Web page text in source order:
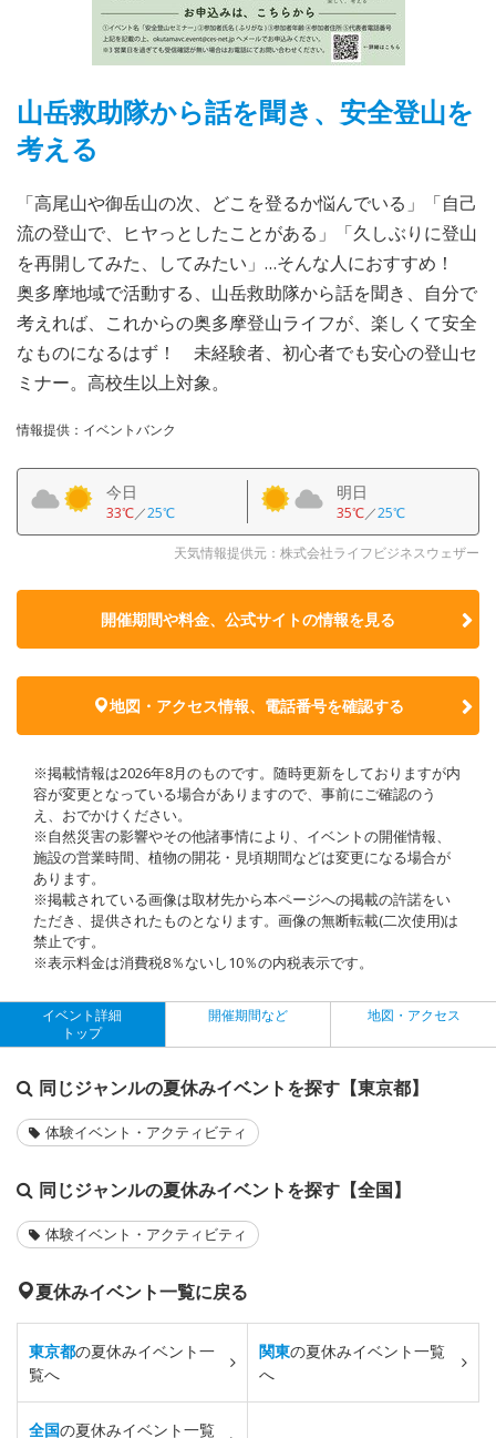
山岳救助隊から話を聞き、安全登山を
考える
「高尾山や御岳山の次、どこを登るか悩んでいる」「自己
流の登山で、ヒヤっとしたことがある」「久しぶりに登山
を再開してみた、してみたい」…そんな人におすすめ！
奥多摩地域で活動する、山岳救助隊から話を聞き、自分で
考えれば、これからの奥多摩登山ライフが、楽しくて安全
なものになるはず！ 未経験者、初心者でも安心の登山セ
ミナー。高校生以上対象。
情報提供：イベントバンク
今日
33℃／25℃
明日
35℃／25℃
天気情報提供元：株式会社ライフビジネスウェザー
開催期間や料金、公式サイトの情報を見る
地図・アクセス情報、電話番号を確認する
※掲載情報は2026年8月のものです。随時更新をしておりますが内
容が変更となっている場合がありますので、事前にご確認のう
え、おでかけください。
※自然災害の影響やその他諸事情により、イベントの開催情報、
施設の営業時間、植物の開花・見頃期間などは変更になる場合が
あります。
※掲載されている画像は取材先から本ページへの掲載の許諾をい
ただき、提供されたものとなります。画像の無断転載(二次使用)は
禁止です。
※表示料金は消費税8％ないし10％の内税表示です。
イベント詳細
トップ
開催期間など 地図・アクセス
同じジャンルの夏休みイベントを探す【東京都】
体験イベント・アクティビティ
同じジャンルの夏休みイベントを探す【全国】
体験イベント・アクティビティ
夏休みイベント一覧に戻る
東京都の夏休みイベント一
覧へ
関東の夏休みイベント一覧
へ
全国の夏休みイベント一覧